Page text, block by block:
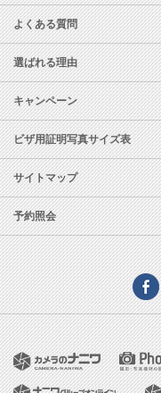
よくある質問
選ばれる理由
キャンペーン
ビザ用証明写真サイズ表
サイトマップ
予約照会